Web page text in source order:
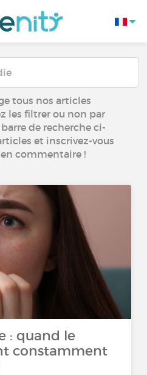
tous nos articles
les filtrer ou non par
de recherche ci-
et inscrivez-vous
commentaire !
: quand le
constamment